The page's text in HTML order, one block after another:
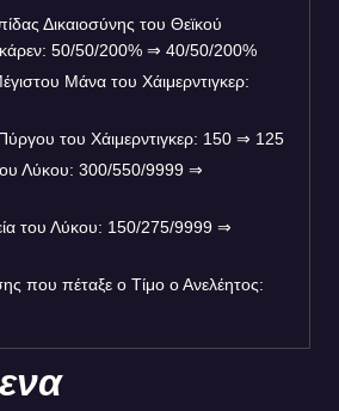
Δικαιοσύνης του Θεϊκού
50/50/200% ⇒ 40/50/200%
Μάνα του Χάιμερντιγκερ:
του Χάιμερντιγκερ: 150 ⇒ 125
Λύκου: 300/550/9999 ⇒
του Λύκου: 150/275/9999 ⇒
που πέταξε ο Τίμο ο Ανελέητος: